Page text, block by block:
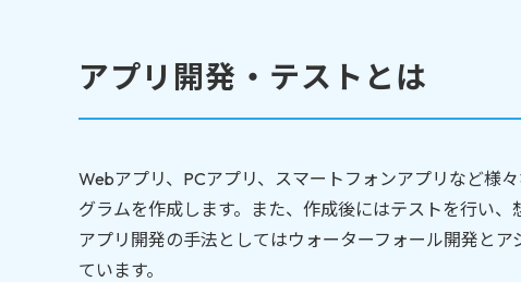
アプリ開発・テストとは
Webアプリ、PCアプリ、スマートフォンアプリなど様
グラムを作成します。また、作成後にはテストを行い、
アプリ開発の手法としてはウォーターフォール開発と
ています。